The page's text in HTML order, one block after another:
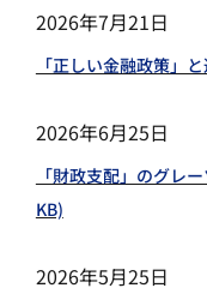
2026年7月21日
「正しい金融政策」
2026年6月25日
「財政支配」のグレ
KB)
2026年5月25日